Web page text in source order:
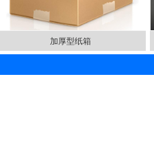
加厚型纸箱